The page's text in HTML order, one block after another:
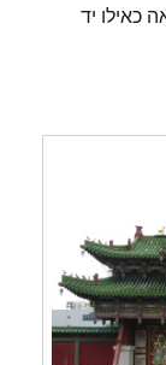
כאילו יד